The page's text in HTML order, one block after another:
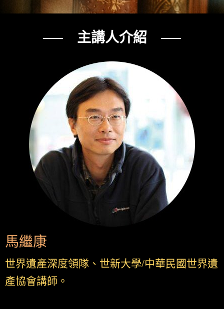
── 主講人介紹 ──
馬繼康
世界遺產深度領隊、世新大學/中華民國世界遺
產協會講師。